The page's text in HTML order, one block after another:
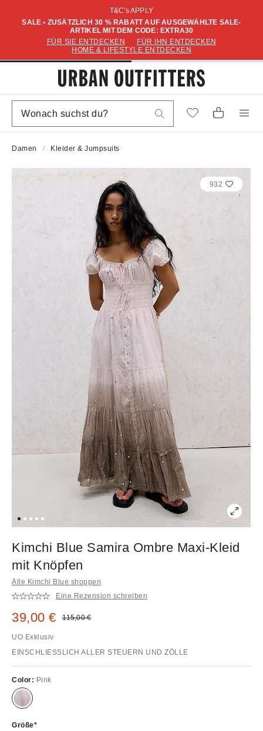
T&C's APPLY
SALE • ZUSÄTZLICH 30 % RABATT AUF AUSGEWÄHLTE SALE-
ARTIKEL MIT DEM CODE: EXTRA30
FÜR SIE ENTDECKEN
FÜR IHN ENTDECKEN
HOME & LIFESTYLE ENTDECKEN
Damen Kleider & Jumpsuits
932
Kimchi Blue Samira Ombre Maxi-Kleid
mit Knöpfen
Alle Kimchi Blue shoppen
Eine Rezension schreiben
Sale Preis:
39,00 € Original Preis:
115,00 €
UO Exklusiv
EINSCHLIESSLICH ALLER STEUERN UND ZÖLLE
Color: Pink
Größe